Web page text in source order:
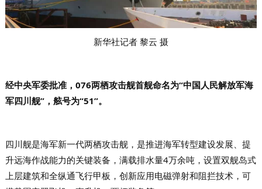
新华社记者 黎云 摄
经中央军委批准，076两栖攻击舰首舰命名为“中国人民解放军海
军四川舰”，舷号为“51”。
四川舰是海军新一代两栖攻击舰，是推进海军转型建设发展、提
升远海作战能力的关键装备，满载排水量4万余吨，设置双舰岛式
上层建筑和全纵通飞行甲板，创新应用电磁弹射和阻拦技术，可